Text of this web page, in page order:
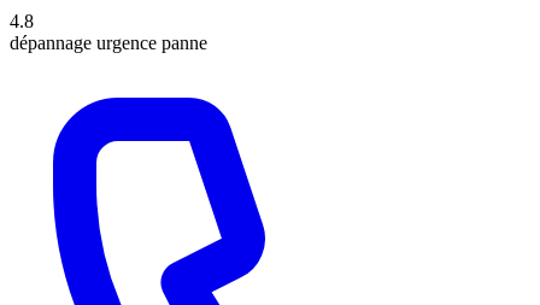
4.8
dépannage urgence panne